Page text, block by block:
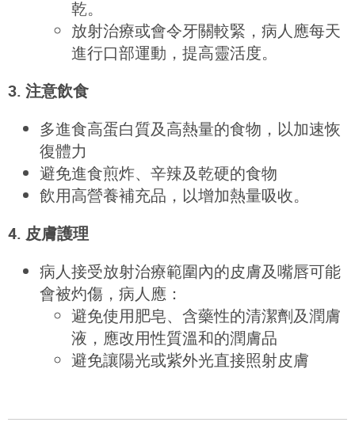
乾。
放射治療或會令牙關較緊，病人應每天
進行口部運動，提高靈活度。
3. 注意飲食
多進食高蛋白質及高熱量的食物，以加速恢
復體力
避免進食煎炸、辛辣及乾硬的食物
飲用高營養補充品，以增加熱量吸收。
4. 皮膚護理
病人接受放射治療範圍內的皮膚及嘴唇可能
會被灼傷，病人應：
避免使用肥皂、含藥性的清潔劑及潤膚
液，應改用性質溫和的潤膚品
避免讓陽光或紫外光直接照射皮膚